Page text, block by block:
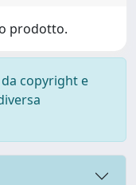
prodotto.
copyright e